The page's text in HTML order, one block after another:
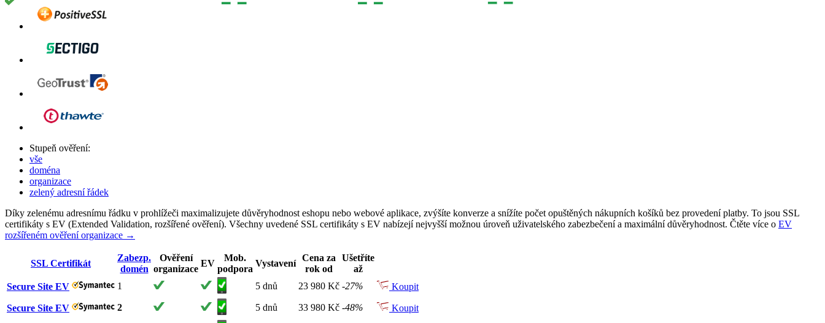
Stupeň ověření:
vše
doména
organizace
zelený adresní řádek
Díky zelenému adresnímu řádku v prohlížeči maximalizujete důvěryhodnost eshopu nebo webové aplikace, zvýšíte konverze a snížíte počet opuštěných nákupních košíků bez provedení platby. To jsou SSL
certifikáty s EV (Extended Validation, rozšířené ověření). Všechny uvedené SSL certifikáty s EV nabízejí nejvyšší možnou úroveň uživatelského zabezbečení a maximální důvěryhodnost. Čtěte více o EV
rozšířeném ověření organizace →
SSL Certifikát
Zabezp.
domén
Ověření
organizace
EV
Mob.
podpora
Vystavení
Cena za
rok od
Ušetříte
až
Secure Site EV
1 5 dnů 23 980 Kč -27% Koupit
Secure Site EV 2 5 dnů 33 980 Kč -48% Koupit